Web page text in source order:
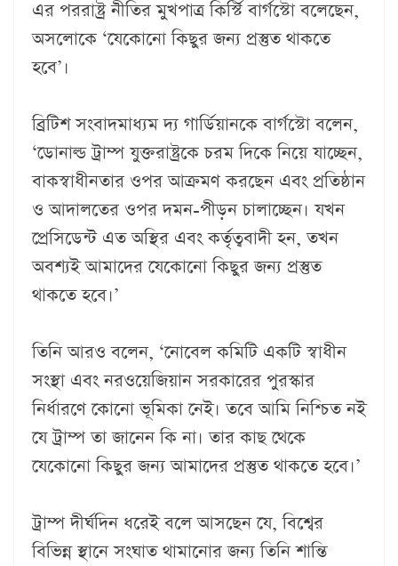
এর পররাষ্ট্র নীতির মুখপাত্র কির্স্টি বার্গস্টো বলেছেন,
অসলোকে ‘যেকোনো কিছুর জন্য প্রস্তুত থাকতে
হবে’।
ব্রিটিশ সংবাদমাধ্যম দ্য গার্ডিয়ানকে বার্গস্টো বলেন,
‘ডোনাল্ড ট্রাম্প যুক্তরাষ্ট্রকে চরম দিকে নিয়ে যাচ্ছেন,
বাকস্বাধীনতার ওপর আক্রমণ করছেন এবং প্রতিষ্ঠান
ও আদালতের ওপর দমন-পীড়ন চালাচ্ছেন। যখন
প্রেসিডেন্ট এত অস্থির এবং কর্তৃত্ববাদী হন, তখন
অবশ্যই আমাদের যেকোনো কিছুর জন্য প্রস্তুত
থাকতে হবে।’
তিনি আরও বলেন, ‘নোবেল কমিটি একটি স্বাধীন
সংস্থা এবং নরওয়েজিয়ান সরকারের পুরস্কার
নির্ধারণে কোনো ভূমিকা নেই। তবে আমি নিশ্চিত নই
যে ট্রাম্প তা জানেন কি না। তার কাছ থেকে
যেকোনো কিছুর জন্য আমাদের প্রস্তুত থাকতে হবে।’
ট্রাম্প দীর্ঘদিন ধরেই বলে আসছেন যে, বিশ্বের
বিভিন্ন স্থানে সংঘাত থামানোর জন্য তিনি শান্তি